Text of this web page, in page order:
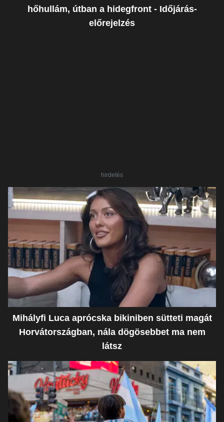
hőhullám, útban a hidegfront - Időjárás-
előrejelzés
hirdetés
Mihályfi Luca aprócska bikiniben sütteti magát
Horvátországban, nála dögösebbet ma nem
látsz